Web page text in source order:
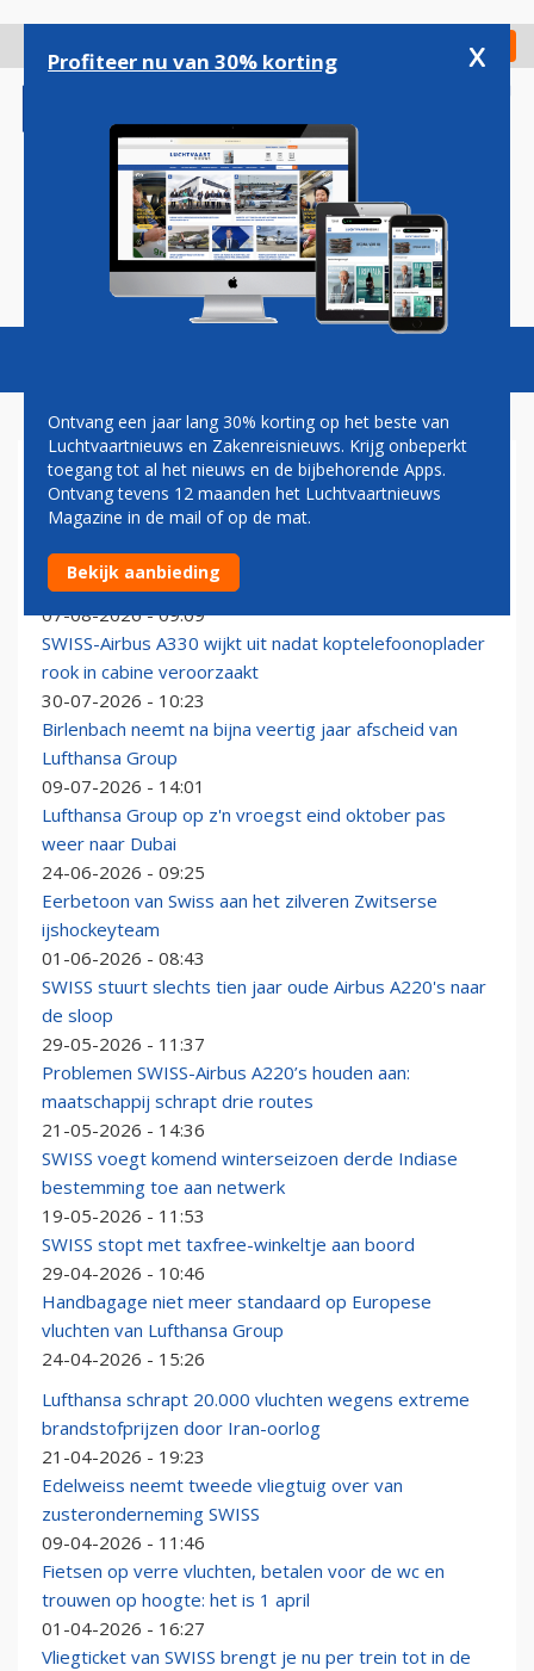
gaan
Check in
Magazine Podcasts Vacatures
SWISS
SWISS hakt knoop door: maatschappij gaat afscheid
nemen van A220-100-vloot
07-08-2026 - 09:09
SWISS-Airbus A330 wijkt uit nadat koptelefoonoplader
rook in cabine veroorzaakt
30-07-2026 - 10:23
Birlenbach neemt na bijna veertig jaar afscheid van
Lufthansa Group
09-07-2026 - 14:01
Lufthansa Group op z'n vroegst eind oktober pas
weer naar Dubai
24-06-2026 - 09:25
Eerbetoon van Swiss aan het zilveren Zwitserse
ijshockeyteam
01-06-2026 - 08:43
SWISS stuurt slechts tien jaar oude Airbus A220's naar
de sloop
29-05-2026 - 11:37
Problemen SWISS-Airbus A220’s houden aan:
maatschappij schrapt drie routes
21-05-2026 - 14:36
SWISS voegt komend winterseizoen derde Indiase
bestemming toe aan netwerk
19-05-2026 - 11:53
SWISS stopt met taxfree-winkeltje aan boord
29-04-2026 - 10:46
Handbagage niet meer standaard op Europese
vluchten van Lufthansa Group
24-04-2026 - 15:26
Lufthansa schrapt 20.000 vluchten wegens extreme
brandstofprijzen door Iran-oorlog
21-04-2026 - 19:23
Edelweiss neemt tweede vliegtuig over van
zusteronderneming SWISS
09-04-2026 - 11:46
Fietsen op verre vluchten, betalen voor de wc en
trouwen op hoogte: het is 1 april
01-04-2026 - 16:27
Vliegticket van SWISS brengt je nu per trein tot in de
Profiteer nu van 30% korting x
Ontvang een jaar lang 30% korting op het beste van
Luchtvaartnieuws en Zakenreisnieuws. Krijg onbeperkt
toegang tot al het nieuws en de bijbehorende Apps.
Ontvang tevens 12 maanden het Luchtvaartnieuws
Magazine in de mail of op de mat.
Bekijk aanbieding